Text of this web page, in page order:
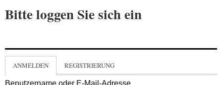
Bitte loggen Sie sich ein
ANMELDEN REGISTRIERUNG